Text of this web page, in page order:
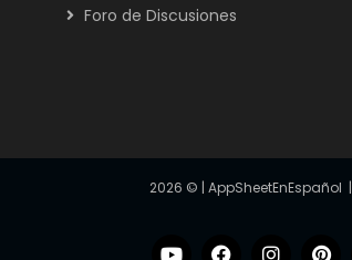
Foro de Discusiones
2026 © | AppSheetEnEspañol |